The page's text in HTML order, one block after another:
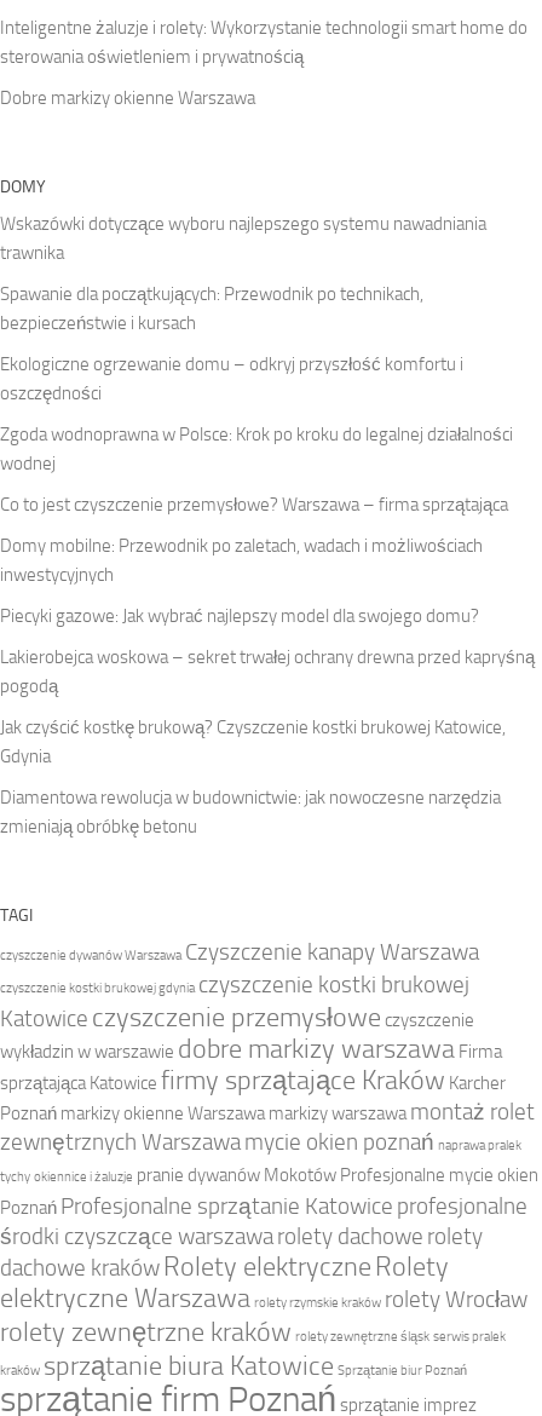
Inteligentne żaluzje i rolety: Wykorzystanie technologii smart home do
sterowania oświetleniem i prywatnością
Dobre markizy okienne Warszawa
DOMY
Wskazówki dotyczące wyboru najlepszego systemu nawadniania
trawnika
Spawanie dla początkujących: Przewodnik po technikach,
bezpieczeństwie i kursach
Ekologiczne ogrzewanie domu – odkryj przyszłość komfortu i
oszczędności
Zgoda wodnoprawna w Polsce: Krok po kroku do legalnej działalności
wodnej
Co to jest czyszczenie przemysłowe? Warszawa – firma sprzątająca
Domy mobilne: Przewodnik po zaletach, wadach i możliwościach
inwestycyjnych
Piecyki gazowe: Jak wybrać najlepszy model dla swojego domu?
Lakierobejca woskowa – sekret trwałej ochrany drewna przed kapryśną
pogodą
Jak czyścić kostkę brukową? Czyszczenie kostki brukowej Katowice,
Gdynia
Diamentowa rewolucja w budownictwie: jak nowoczesne narzędzia
zmieniają obróbkę betonu
TAGI
czyszczenie dywanów Warszawa Czyszczenie kanapy Warszawa
czyszczenie kostki brukowej gdynia czyszczenie kostki brukowej
Katowice czyszczenie przemysłowe czyszczenie
wykładzin w warszawie dobre markizy warszawa Firma
sprzątająca Katowice firmy sprzątające Kraków Karcher
Poznań markizy okienne Warszawa markizy warszawa montaż rolet
zewnętrznych Warszawamycie okien poznań naprawa pralek
tychy okiennice i żaluzje pranie dywanów Mokotów Profesjonalne mycie okien
Poznań Profesjonalne sprzątanie Katowice profesjonalne
środki czyszczące warszawarolety dachowe rolety
dachowe kraków Rolety elektryczne Rolety
elektryczne Warszawa rolety rzymskie kraków rolety Wrocław
rolety zewnętrzne kraków rolety zewnętrzne śląsk serwis pralek
kraków sprzątanie biura Katowice Sprzątanie biur Poznań
sprzątanie firm Poznań sprzątanie imprez